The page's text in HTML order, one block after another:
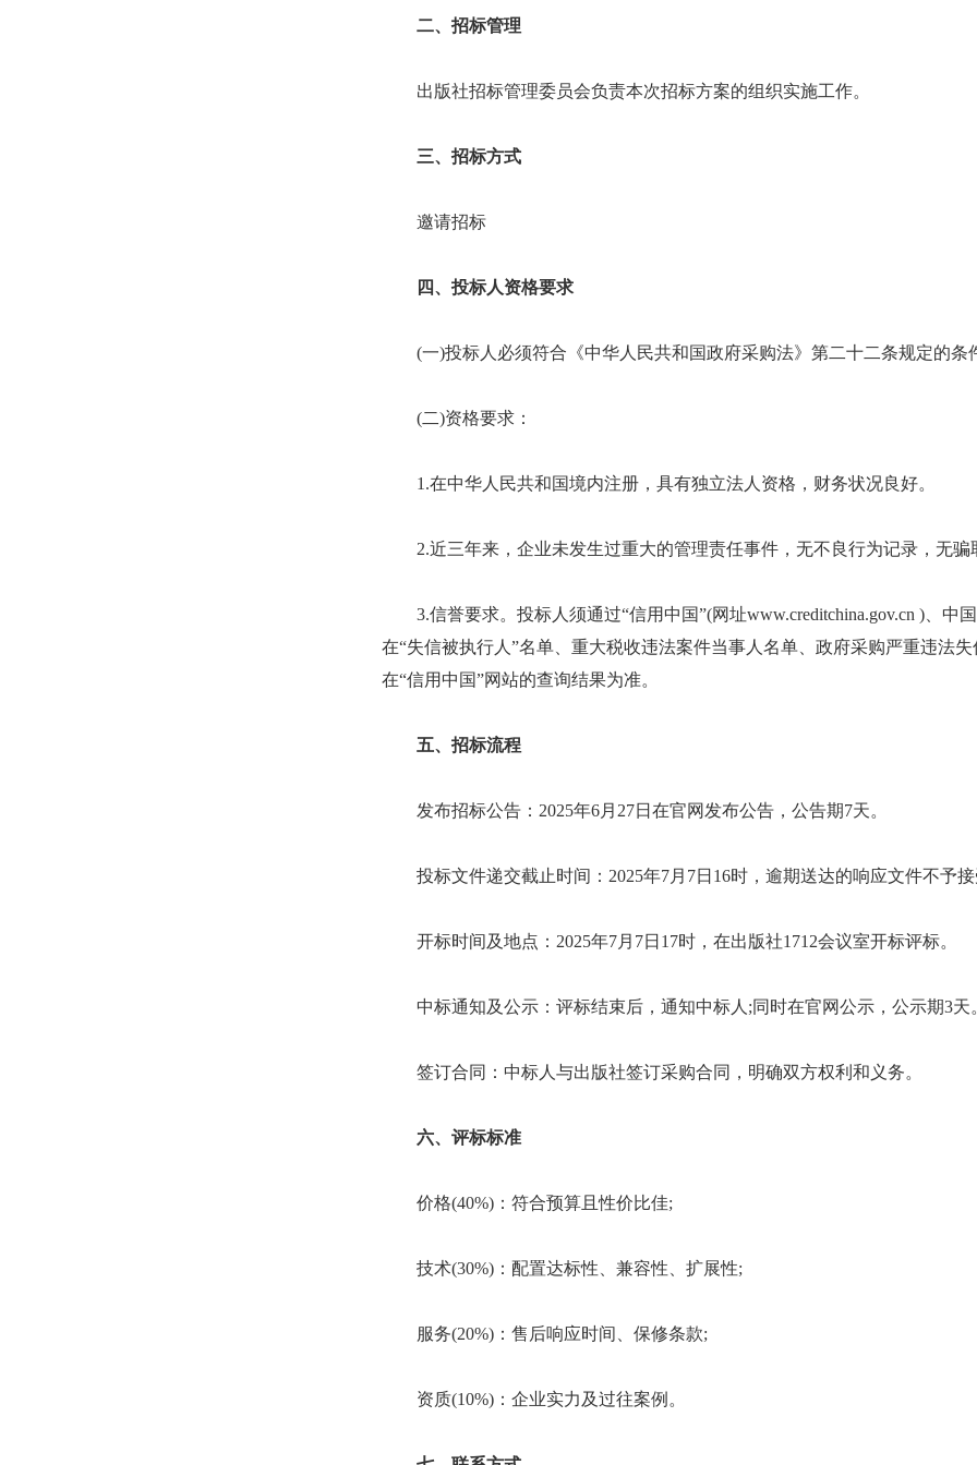
二、招标管理
出版社招标管理委员会负责本次招标方案的组织实施工作。
三、招标方式
邀请招标
四、投标人资格要求
(一)投标人必须符合《中华人民共和国政府采购法》第二十二条规定的条
(二)资格要求：
1.在中华人民共和国境内注册，具有独立法人资格，财务状况良好。
2.近三年来，企业未发生过重大的管理责任事件，无不良行为记录，无骗
3.信誉要求。投标人须通过“信用中国”(网址www.creditchina.gov.cn )、中
在“失信被执行人”名单、重大税收违法案件当事人名单、政府采购严重违法
在“信用中国”网站的查询结果为准。
五、招标流程
发布招标公告：2025年6月27日在官网发布公告，公告期7天。
投标文件递交截止时间：2025年7月7日16时，逾期送达的响应文件不予
开标时间及地点：2025年7月7日17时，在出版社1712会议室开标评标。
中标通知及公示：评标结束后，通知中标人;同时在官网公示，公示期3天
签订合同：中标人与出版社签订采购合同，明确双方权利和义务。
六、评标标准
价格(40%)：符合预算且性价比佳;
技术(30%)：配置达标性、兼容性、扩展性;
服务(20%)：售后响应时间、保修条款;
资质(10%)：企业实力及过往案例。